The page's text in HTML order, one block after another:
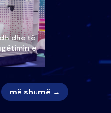
dhe të
e
më shumë →